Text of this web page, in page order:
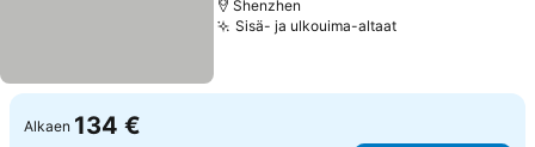
Shenzhen
Sisä- ja ulkouima-altaat
Alkaen 134 €